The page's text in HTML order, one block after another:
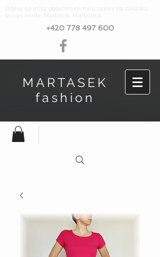
Oděvy na míru, oblečení na míru, oděvy na zakázku,
sezóní móda, Marťásek, Martassek
+420 778 497 600
MARTASEK
fashion